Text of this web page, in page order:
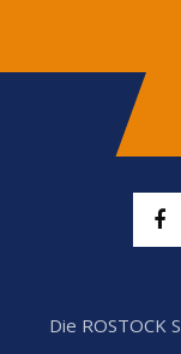
Die ROSTOCK